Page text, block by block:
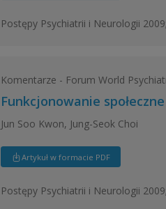
Postępy Psychiatrii i Neurologii
Komentarze - Forum World
Funkcjonowanie
Jun Soo Kwon, Jung-Seok Choi
Artykuł w formacie PDF
Postępy Psychiatrii i Neurologii